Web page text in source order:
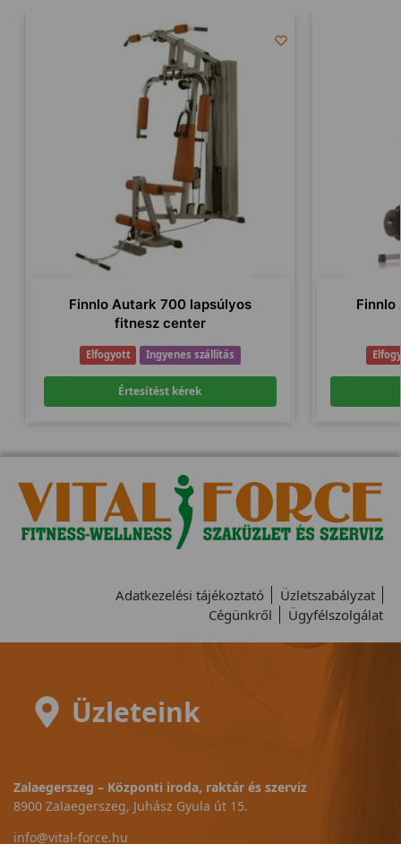
Finnlo Autark 700 lapsúlyos
fitnesz center
Elfogyott Ingyenes szállítás
Értesítést kérek
Finnlo
Adatkezelési tájékoztató
Üzletszabályzat
Cégünkről
Ügyfélszolgálat
Üzleteink
Zalaegerszeg – Központi iroda, raktár és szerviz
8900 Zalaegerszeg, Juhász Gyula út 15.
info@vital-force.hu